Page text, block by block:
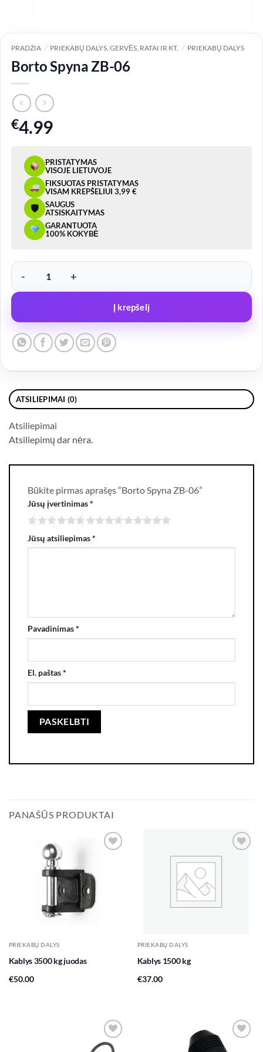
PRADŽIA / PRIEKABŲ DALYS, GERVĖS, RATAI IR KT. / PRIEKABŲ DALYS
Borto Spyna ZB-06
€4.99
PRISTATYMAS
VISOJE LIETUVOJE
FIKSUOTAS PRISTATYMAS
VISAM KREPŠELIUI 3,99 €
🛡
SAUGUS
ATSISKAITYMAS
GARANTUOTA
100% KOKYBĖ
produkto kiekis: Borto Spyna ZB-06
Į krepšelį
ATSILIEPIMAI (0)
Atsiliepimai
Atsiliepimų dar nėra.
Būkite pirmas aprašęs “Borto Spyna ZB-06”
Jūsų įvertinimas*
Jūsų atsiliepimas*
Pavadinimas*
El. paštas*
PANAŠŪS PRODUKTAI
PRIEKABŲ DALYS
Kablys 3500 kg juodas
€50.00
PRIEKABŲ DALYS
Kablys 1500 kg
€37.00
Add to